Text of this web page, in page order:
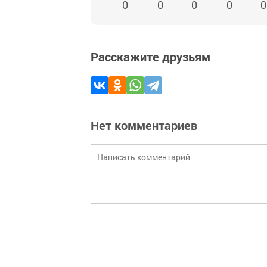
0 0 0 0 0
Расскажите друзьям
Нет комментариев